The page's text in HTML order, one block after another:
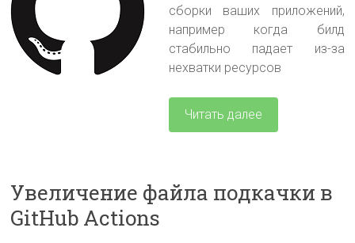
сборки ваших приложений,
например когда билд
стабильно падает из-за
нехватки ресурсов
Читать далее
Увеличение файла подкачки в
GitHub Actions